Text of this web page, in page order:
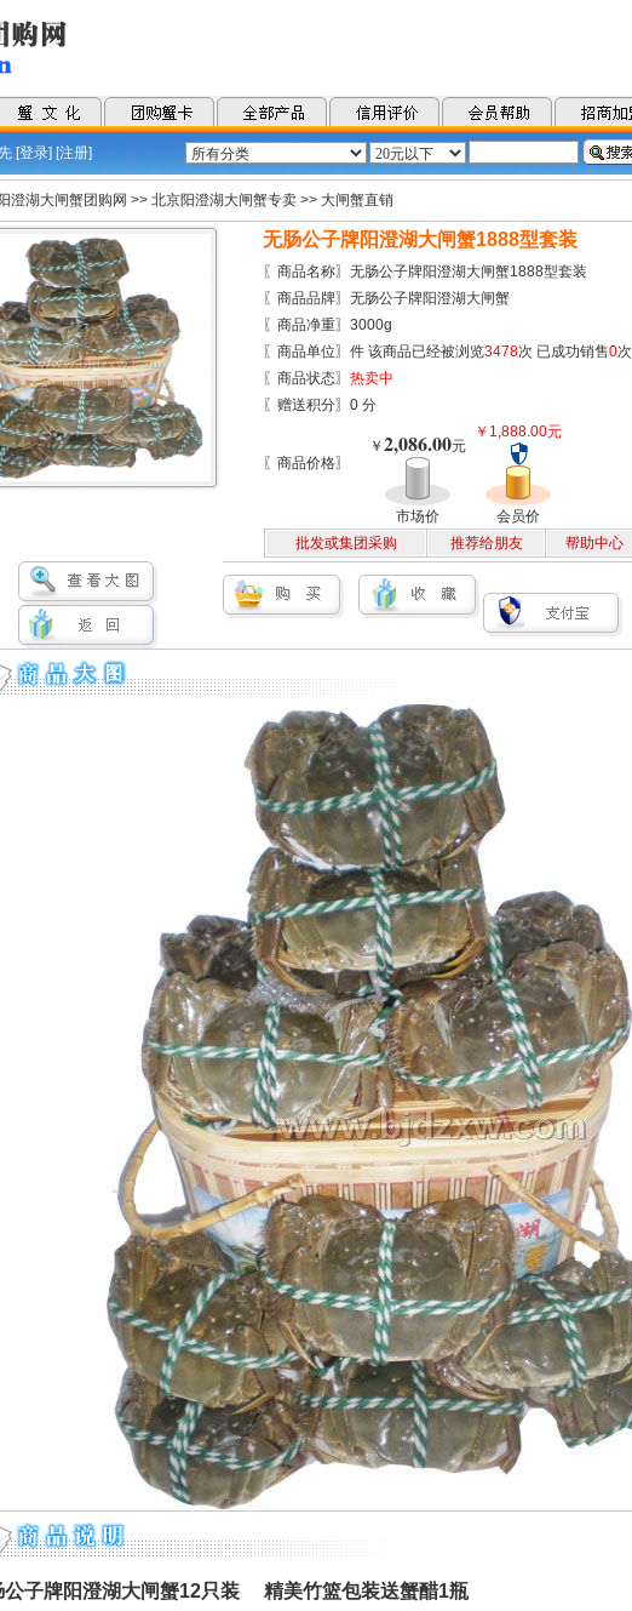
[登录] [注册]
澄湖大闸蟹团购网 >> 北京阳澄湖大闸蟹专卖 >> 大闸蟹直销
无肠公子牌阳澄湖大闸蟹1888型套装
〖商品名称〗无肠公子牌阳澄湖大闸蟹1888型套装
〖商品品牌〗无肠公子牌阳澄湖大闸蟹
〖商品净重〗3000g
〖商品单位〗件 该商品已经被浏览3478次 已成功销售0次
〖商品状态〗 热卖中
〖赠送积分〗0 分
〖商品价格〗
￥ 2,086.00元
￥1,888.00元
市场价
会员价
批发或集团采购
推荐给朋友 帮助中心
公子牌阳澄湖大闸蟹12只装 精美竹篮包装送蟹醋1瓶